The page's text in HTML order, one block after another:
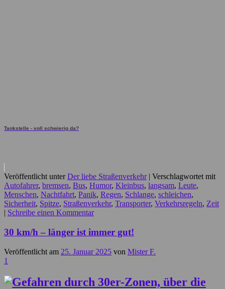
Tankstelle - voll schwierig da?
Veröffentlicht unter Der liebe Straßenverkehr | Verschlagwortet mit
Autofahrer, bremsen, Bus, Humor, Kleinbus, langsam, Leute,
Menschen, Nachtfahrt, Panik, Regen, Schlange, schleichen,
Sicherheit, Spitze, Straßenverkehr, Transporter, Verkehrsregeln, Zeit
| Schreibe einen Kommentar
30 km/h – länger ist immer gut!
Veröffentlicht am 25. Januar 2025 von Mister F.
1